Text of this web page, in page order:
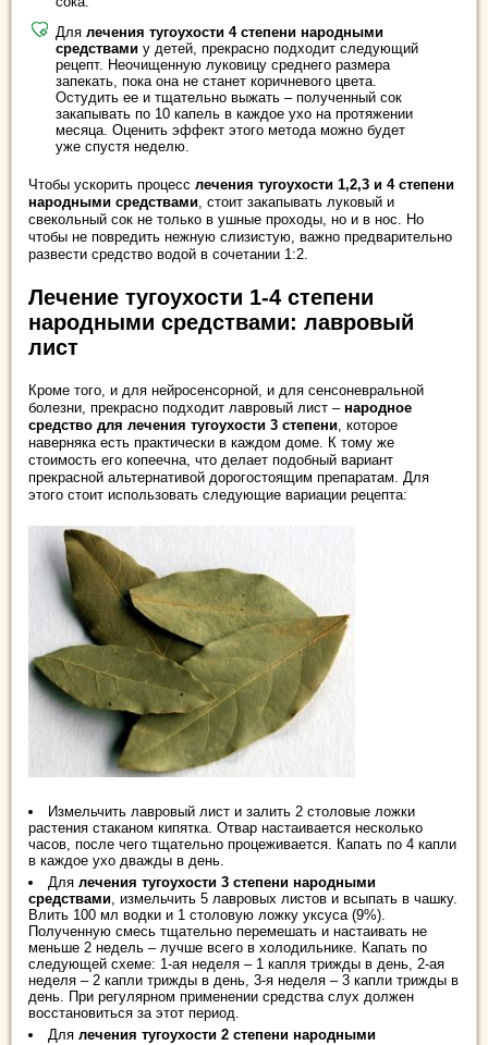
Для лечения тугоухости 4 степени народными
средствами у детей, прекрасно подходит следующий
рецепт. Неочищенную луковицу среднего размера
запекать, пока она не станет коричневого цвета.
Остудить ее и тщательно выжать – полученный сок
закапывать по 10 капель в каждое ухо на протяжении
месяца. Оценить эффект этого метода можно будет
уже спустя неделю.
Чтобы ускорить процесс лечения тугоухости 1,2,3 и 4 степени
народными средствами, стоит закапывать луковый и
свекольный сок не только в ушные проходы, но и в нос. Но
чтобы не повредить нежную слизистую, важно предварительно
развести средство водой в сочетании 1:2.
Лечение тугоухости 1-4 степени
народными средствами: лавровый
лист
Кроме того, и для нейросенсорной, и для сенсоневральной
болезни, прекрасно подходит лавровый лист – народное
средство для лечения тугоухости 3 степени, которое
наверняка есть практически в каждом доме. К тому же
стоимость его копеечна, что делает подобный вариант
прекрасной альтернативой дорогостоящим препаратам. Для
этого стоит использовать следующие вариации рецепта:
Измельчить лавровый лист и залить 2 столовые ложки
растения стаканом кипятка. Отвар настаивается несколько
часов, после чего тщательно процеживается. Капать по 4 капли
в каждое ухо дважды в день.
Для лечения тугоухости 3 степени народными
средствами, измельчить 5 лавровых листов и всыпать в чашку.
Влить 100 мл водки и 1 столовую ложку уксуса (9%).
Полученную смесь тщательно перемешать и настаивать не
меньше 2 недель – лучше всего в холодильнике. Капать по
следующей схеме: 1-ая неделя – 1 капля трижды в день, 2-ая
неделя – 2 капли трижды в день, 3-я неделя – 3 капли трижды в
день. При регулярном применении средства слух должен
восстановиться за этот период.
Для лечения тугоухости 2 степени народными